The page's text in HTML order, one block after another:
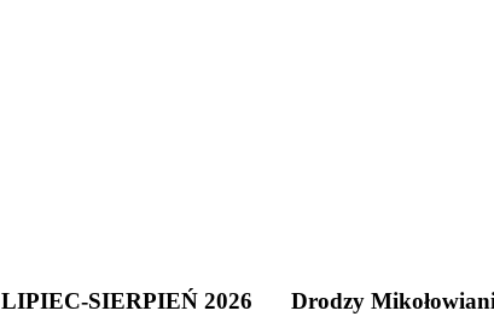
LIPIEC-SIERPIEŃ 2026 Drodzy